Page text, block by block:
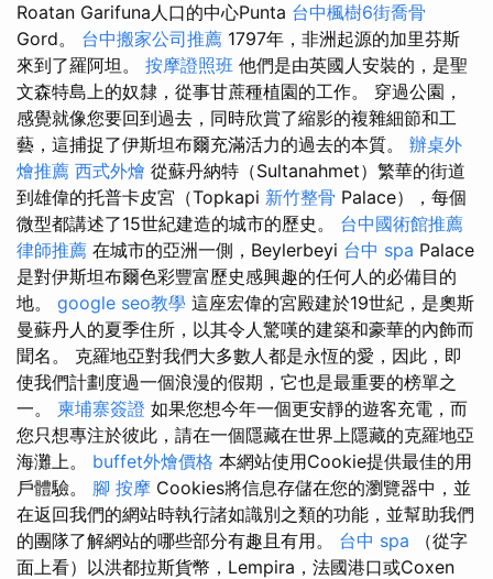
Roatan Garifuna人口的中心Punta 台中楓樹6街喬骨
Gord。 台中搬家公司推薦 1797年，非洲起源的加里芬斯
來到了羅阿坦。 按摩證照班 他們是由英國人安裝的，是聖
文森特島上的奴隸，從事甘蔗種植園的工作。 穿過公園，
感覺就像您要回到過去，同時欣賞了縮影的複雜細節和工
藝，這捕捉了伊斯坦布爾充滿活力的過去的本質。 辦桌外
燴推薦 西式外燴 從蘇丹納特（Sultanahmet）繁華的街道
到雄偉的托普卡皮宮（Topkapi 新竹整骨 Palace），每個
微型都講述了15世紀建造的城市的歷史。 台中國術館推薦
律師推薦 在城市的亞洲一側，Beylerbeyi 台中 spa Palace
是對伊斯坦布爾色彩豐富歷史感興趣的任何人的必備目的
地。 google seo教學 這座宏偉的宮殿建於19世紀，是奧斯
曼蘇丹人的夏季住所，以其令人驚嘆的建築和豪華的內飾而
聞名。 克羅地亞對我們大多數人都是永恆的愛，因此，即
使我們計劃度過一個浪漫的假期，它也是最重要的榜單之
一。 柬埔寨簽證 如果您想今年一個更安靜的遊客充電，而
您只想專注於彼此，請在一個隱藏在世界上隱藏的克羅地亞
海灘上。 buffet外燴價格 本網站使用Cookie提供最佳的用
戶體驗。 腳 按摩 Cookies將信息存儲在您的瀏覽器中，並
在返回我們的網站時執行諸如識別之類的功能，並幫助我們
的團隊了解網站的哪些部分有趣且有用。 台中 spa （從字
面上看）以洪都拉斯貨幣，Lempira，法國港口或Coxen